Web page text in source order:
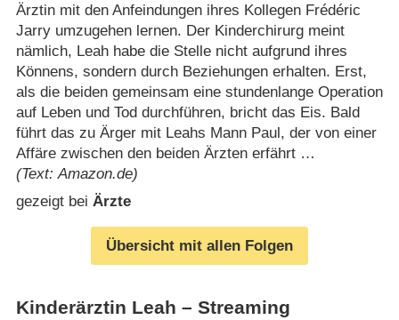
Ärztin mit den Anfeindungen ihres Kollegen Frédéric
Jarry umzugehen lernen. Der Kinderchirurg meint
nämlich, Leah habe die Stelle nicht aufgrund ihres
Könnens, sondern durch Beziehungen erhalten. Erst,
als die beiden gemeinsam eine stundenlange Operation
auf Leben und Tod durchführen, bricht das Eis. Bald
führt das zu Ärger mit Leahs Mann Paul, der von einer
Affäre zwischen den beiden Ärzten erfährt …
(Text: Amazon.de)
gezeigt bei Ärzte
Übersicht mit allen Folgen
Kinderärztin Leah – Streaming